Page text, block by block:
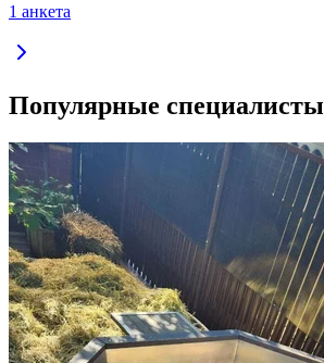
1 анкета
Популярные специалисты